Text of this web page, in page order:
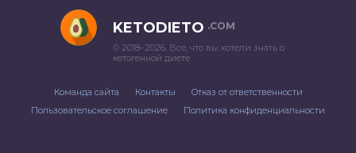
KETODIETO .COM
© 2018–2026. Все, что вы хотели знать о
кетогенной диете
Команда сайта Контакты
Отказ от ответственности
Пользовательское соглашение
Политика конфиденциальности